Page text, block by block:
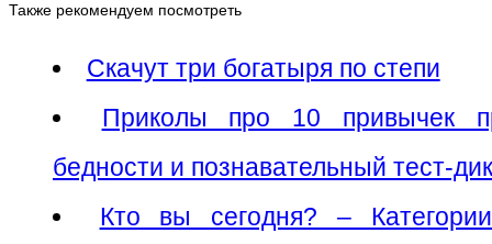
Также рекомендуем посмотреть
Скачут три богатыря по степи
Приколы про 10 привычек
бедности и познавательный тест-
Кто вы сегодня? –